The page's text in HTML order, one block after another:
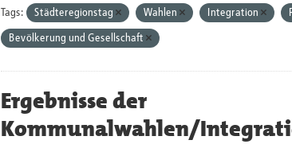
Tags: Städteregionstag Wahlen Integration
Bevölkerung und Gesellschaft
Ergebnisse der
Kommunalwahlen/